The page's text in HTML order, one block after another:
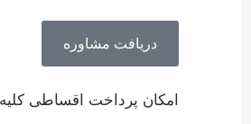
دریافت مشاوره
امکان پرداخت اقساطی